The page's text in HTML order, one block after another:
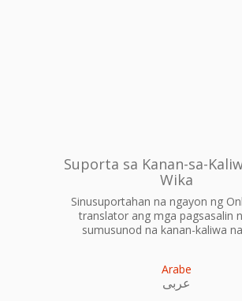
Suporta sa Kanan-sa-
Wika
Sinusuportahan na ngayon ng
translator ang mga pagsasalin
sumusunod na kanan-kaliwa
Arabe
عربى